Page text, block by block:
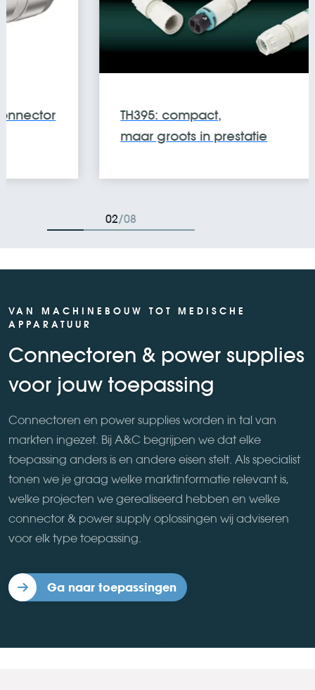
TH395: compact,
maar groots in prestatie
03/08
VAN MACHINEBOUW TOT MEDISCHE
APPARATUUR
Connectoren & power supplies
voor jouw toepassing
Connectoren en power supplies worden in tal van
markten ingezet. Bij A&C begrijpen we dat elke
toepassing anders is en andere eisen stelt. Als specialist
tonen we je graag welke marktinformatie relevant is,
welke projecten we gerealiseerd hebben en welke
connector & power supply oplossingen wij adviseren
voor elk type toepassing.
Ga naar toepassingen